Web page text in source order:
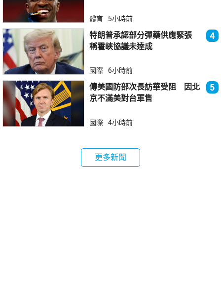
體育 5小時前
特朗普承認部分彈藥供應緊張
稱霍峽協議未達成
4
國際 6小時前
傳美國防部次長訪華受阻 因北
京不滿美對台軍售
5
國際 4小時前
更多新聞